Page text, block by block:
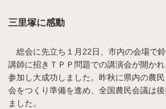
三里塚に感動
総会に先立ち１月22日、市内の会場で
講師に招きＴＰＰ問題での講演会が開か
参加し大成功しました。昨秋に県内の農
会をつくり準備を進め、全国農民会議は
ました。